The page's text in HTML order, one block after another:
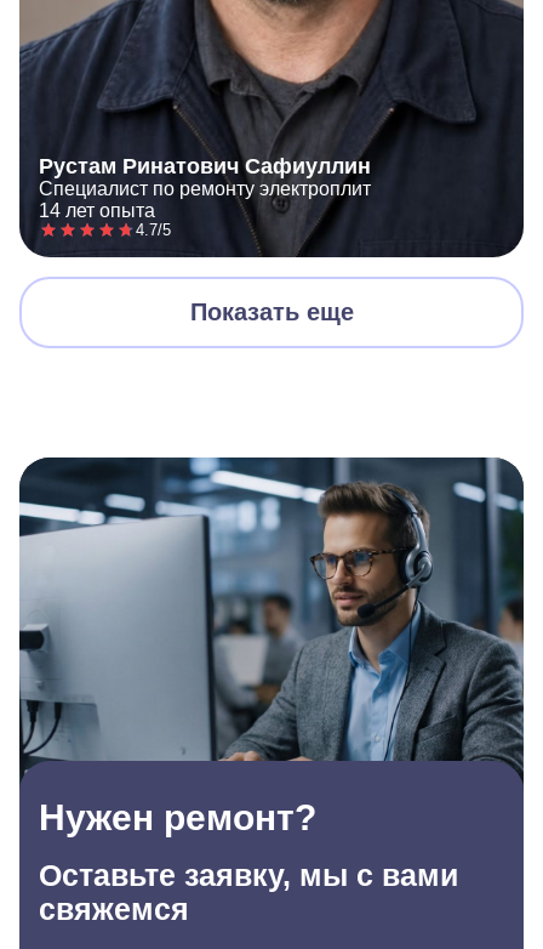
Рустам Ринатович Сафиуллин
Специалист по ремонту электроплит
14 лет опыта
4.7/5
Показать еще
Нужен ремонт?
Оставьте заявку, мы с вами
свяжемся